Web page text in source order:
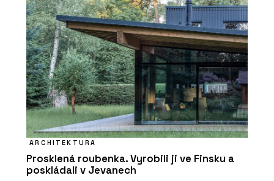
ARCHITEKTURA
Prosklená roubenka. Vyrobili ji ve Finsku a
poskládali v Jevanech